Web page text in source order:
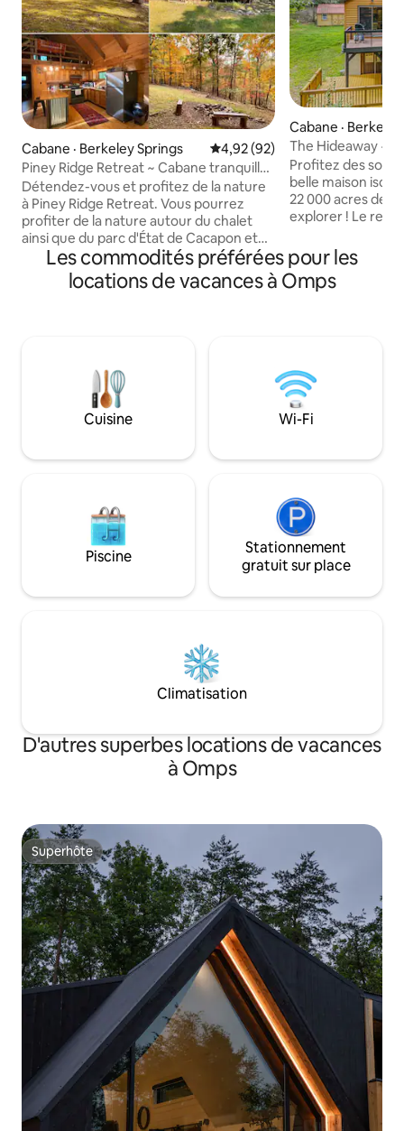
Cabane · Berkeley Springs Note moyenne de 4,92 sur 5,
4,92 (92)
Piney Ridge Retreat ~ Cabane tranquille
dans les bois !
Détendez-vous et profitez de la nature
à Piney Ridge Retreat. Vous pourrez
profiter de la nature autour du chalet
ainsi que du parc d'État de Cacapon et
de Berkeley Springs. Ce chalet
acceptant les chiens dispose d'une
cuisine entièrement équipée, de la
centrale, d'un poêle à bois et de
nombreux autres équipements. Profitez
du golf sur un parcours Robert Trent
Jones, profitez du lac ou dînez dans le
du parc d'État de Cacapon, qui se trouve
Cabane ·
The Hideaway ~
~ Internet rapide !
Profitez des sons
belle maison
22 000 acres de
explorer ! Le
compagnie pour
détendre et
montagnes. La
terrasses sur 2
Regardez le lever
coucher du soleil
est parfait pour
Les commodités préférées pour les
locations de vacances à Omps
Cuisine Wi-Fi
Piscine
Stationnement
gratuit sur place
Climatisation
D'autres superbes locations de vacances
à Omps
Superhôte
Superhôte